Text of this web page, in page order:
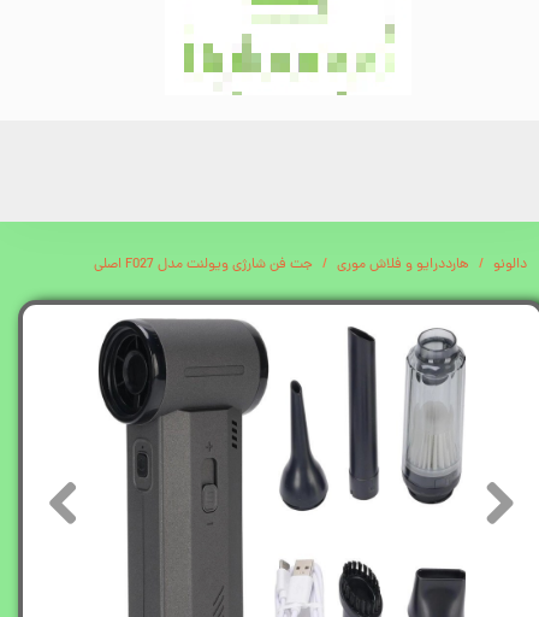
دالونو هارددرایو و فلاش موری جت فن شارژی ویولنت مدل F027 اصلی